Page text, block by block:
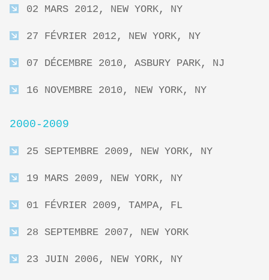
02 MARS 2012, NEW YORK, NY
27 FÉVRIER 2012, NEW YORK, NY
07 DÉCEMBRE 2010, ASBURY PARK, NJ
16 NOVEMBRE 2010, NEW YORK, NY
2000-2009
25 SEPTEMBRE 2009, NEW YORK, NY
19 MARS 2009, NEW YORK, NY
01 FÉVRIER 2009, TAMPA, FL
28 SEPTEMBRE 2007, NEW YORK
23 JUIN 2006, NEW YORK, NY